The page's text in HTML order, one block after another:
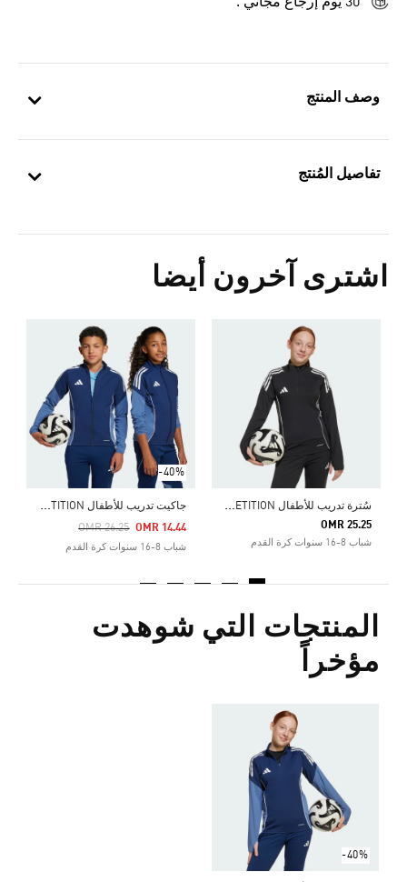
وصف المنتج
تفاصيل المُنتج
اشترى آخرون أيضا
س
ُترة تدريب للأطفال TIRO 25 COMPETITION
OMR 25.25
شباب 8-16 سنوات كرة القدم
-40%
ج
اكيت تدريب للأطفال TIRO 25 COMPETITION
Price Reduced From
OMR 26.25
To OMR 14.44
شباب 8-16 سنوات كرة القدم
Price Reduced From
To
المنتجات التي شوهدت
مؤخراً
-40%